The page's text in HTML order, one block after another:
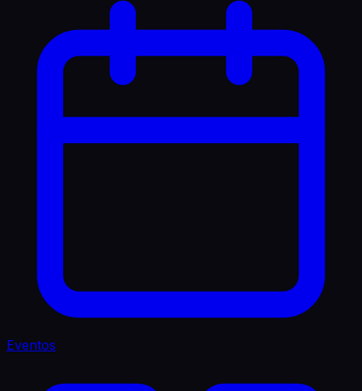
Eventos